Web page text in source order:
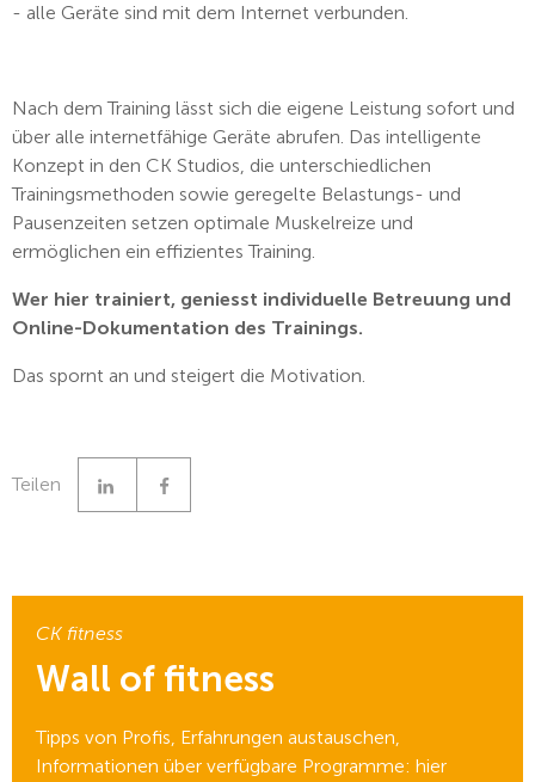
- alle Geräte sind mit dem Internet verbunden.
Nach dem Training lässt sich die eigene Leistung sofort und
über alle internetfähige Geräte abrufen. Das intelligente
Konzept in den CK Studios, die unterschiedlichen
Trainingsmethoden sowie geregelte Belastungs- und
Pausenzeiten setzen optimale Muskelreize und
ermöglichen ein effizientes Training.
Wer hier trainiert, geniesst individuelle Betreuung und
Online-Dokumentation des Trainings.
Das spornt an und steigert die Motivation.
Teilen LinkedinFacebook
CK fitness
Wall of fitness
Tipps von Profis, Erfahrungen austauschen,
Informationen über verfügbare Programme: hier